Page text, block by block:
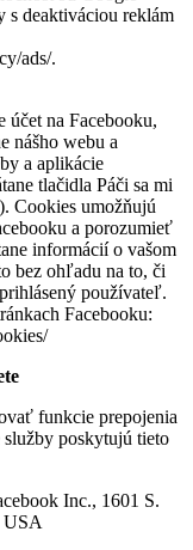
s deaktiváciou reklám
ads/.
účet na Facebooku,
nášho webu a
a aplikácie
tlačidla Páči sa mi
Cookies umožňujú
a porozumieť
informácií o vašom
bez ohľadu na to, či
používateľ.
Facebooku:
funkcie prepojenia
poskytujú tieto
Inc., 1601 S.
USA